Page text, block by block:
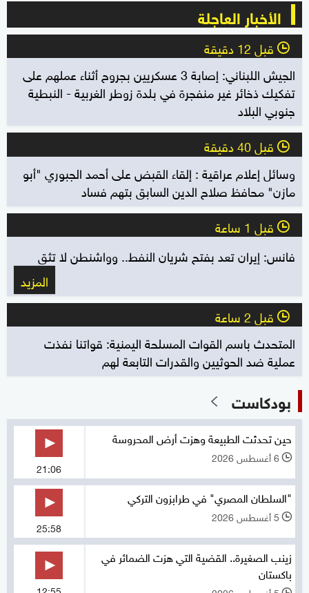
الأخبار العاجلة
l قبل 12 دقيقة
الجيش اللبناني: إصابة 3 عسكريين بجروح أثناء عملهم على
تفكيك ذخائر غير منفجرة في بلدة زوطر الغربية - النبطية
جنوبي البلاد
l قبل 40 دقيقة
وسائل إعلام عراقية : إلقاء القبض على أحمد الجبوري "أبو
مازن" محافظ صلاح الدين السابق بتهم فساد
l قبل 1 ساعة
فانس: إيران تعد بفتح شريان النفط.. وواشنطن لا تثق
المزيد
l قبل 2 ساعة
المتحدث باسم القوات المسلحة اليمنية: قواتنا نفذت
عملية ضد الحوثيين والقدرات التابعة لهم
بودكاست
حين تحدثت الطبيعة وهزت أرض المحروسة
l 6 أغسطس 2026
21:06
"السلطان المصري" في طرابزون التركي
l 5 أغسطس 2026
25:58
زينب الصغيرة.. القضية التي هزت الضمائر في
باكستان